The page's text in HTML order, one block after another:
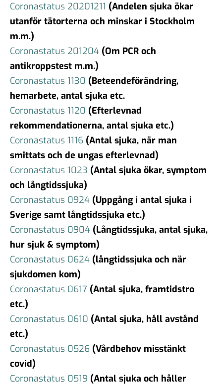
Coronastatus 20201211 (Andelen sjuka ökar
utanför tätorterna och minskar i Stockholm
m.m.)
Coronastatus 201204 (Om PCR och
antikroppstest m.m.)
Coronastatus 1130 (Beteendeförändring,
hemarbete, antal sjuka etc.
Coronastatus 1120 (Efterlevnad
rekommendationerna, antal sjuka etc.)
Coronastatus 1116 (Antal sjuka, när man
smittats och de ungas efterlevnad)
Coronastatus 1023 (Antal sjuka ökar, symptom
och långtidssjuka)
Coronastatus 0924 (Uppgång i antal sjuka i
Sverige samt långtidssjuka etc.)
Coronastatus 0904 (Långtidssjuka, antal sjuka,
hur sjuk & symptom)
Coronastatus 0624 (långtidssjuka och när
sjukdomen kom)
Coronastatus 0617 (Antal sjuka, framtidstro
etc.)
Coronastatus 0610 (Antal sjuka, håll avstånd
etc.)
Coronastatus 0526 (Vårdbehov misstänkt
covid)
Coronastatus 0519 (Antal sjuka och håller